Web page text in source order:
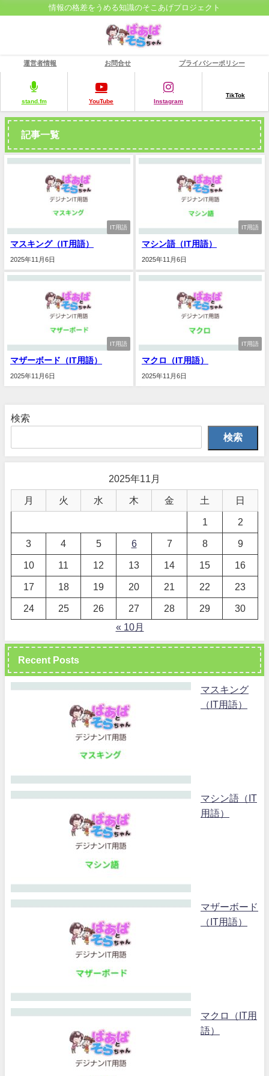
情報の格差をうめる知識のそこあげプロジェクト
運営者情報 お問合せ プライバシーポリシー
stand.fm YouTube Instagram
TikTok
記事一覧
IT用語
マスキング（IT用語）
2025年11月6日
IT用語
マシン語（IT用語）
2025年11月6日
IT用語
マザーボード（IT用語）
2025年11月6日
IT用語
マクロ（IT用語）
2025年11月6日
検索
検索
2025年11月
月 火 水 木 金 土 日
1 2
3 4 5 6 7 8 9
10 11 12 13 14 15 16
17 18 19 20 21 22 23
24 25 26 27 28 29
30
« 10月
Recent Posts
マスキング
（IT用語）
マシン語（IT
用語）
マザーボード
（IT用語）
マクロ（IT用
語）